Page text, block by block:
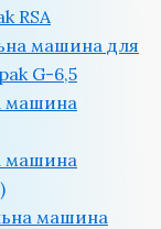
RSA
машина для
G-6,5
машина
машина
машина